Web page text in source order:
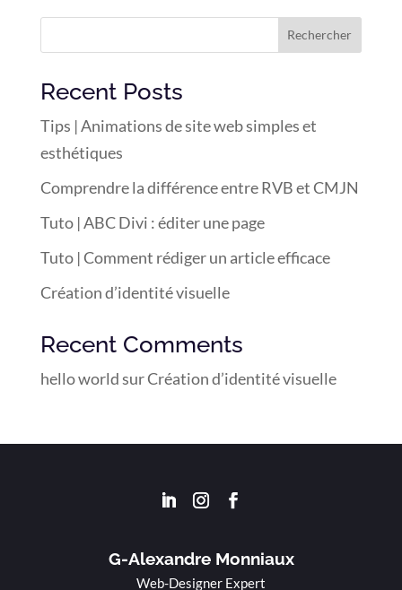
Rechercher
Recent Posts
Tips | Animations de site web simples et
esthétiques
Comprendre la différence entre RVB et CMJN
Tuto | ABC Divi : éditer une page
Tuto | Comment rédiger un article efficace
Création d’identité visuelle
Recent Comments
hello worldsurCréation d’identité visuelle
G-Alexandre Monniaux
Web-Designer Expert